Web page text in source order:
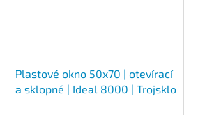
Plastové okno 50x70 | otevírací
a sklopné | Ideal 8000 | Trojsklo